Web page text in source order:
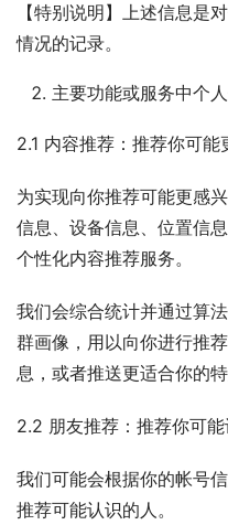
【特别说明】上述信息是
情况的记录。
主要功能或服务中个
2.1 内容推荐：推荐你可能
为实现向你推荐可能更感
信息、设备信息、位置信
个性化内容推荐服务。
我们会综合统计并通过算
群画像，用以向你进行推
息，或者推送更适合你的特
2.2 朋友推荐：推荐你可能
我们可能会根据你的帐号
推荐可能认识的人。